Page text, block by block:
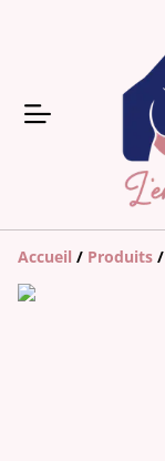
Accueil / Produits /